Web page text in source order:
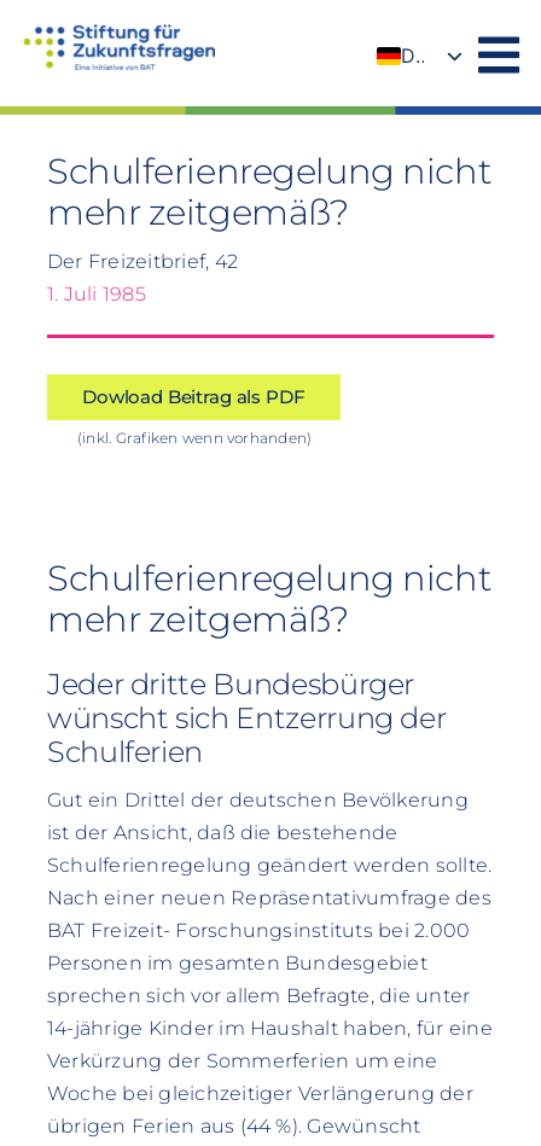
Inhalt
DE
Schulferienregelung nicht
mehr zeitgemäß?
Der Freizeitbrief, 42
1. Juli 1985
Dowload Beitrag als PDF
(inkl. Grafiken wenn vorhanden)
Schulferienregelung nicht
mehr zeitgemäß?
Jeder dritte Bundesbürger
wünscht sich Entzerrung der
Schulferien
Gut ein Drittel der deutschen Bevölkerung
ist der Ansicht, daß die bestehende
Schulferienregelung geändert werden sollte.
Nach einer neuen Repräsentativumfrage des
BAT Freizeit- Forschungsinstituts bei 2.000
Personen im gesamten Bundesgebiet
sprechen sich vor allem Befragte, die unter
14-jährige Kinder im Haushalt haben, für eine
Verkürzung der Sommerferien um eine
Woche bei gleichzeitiger Verlängerung der
übrigen Ferien aus (44 %). Gewünscht